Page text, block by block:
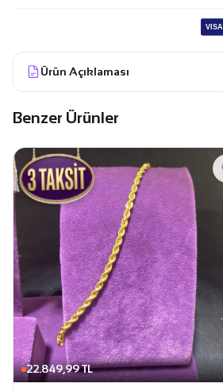
VISA
Ürün Açıklaması
Benzer Ürünler
22.849,99 TL